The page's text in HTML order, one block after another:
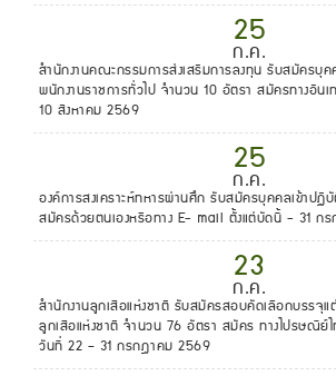
25
ก.ค.
สำนักงานคณะกรรมการส่งเสริมการลงทุน รับสมัครบุค
พนักงานราชการทั่วไป จำนวน 10 อัตรา สมัครทางอิน
10 สิงหาคม 2569
25
ก.ค.
องค์การสงเคราะห์ทหารผ่านศึก รับสมัครบุคคลเข้าปฏิ
สมัครด้วยตนเองหรือทาง E- mail ตั้งแต่บัดนี้ - 31 ก
23
ก.ค.
สํานักงานลูกเสือแห่งชาติ รับสมัครสอบคัดเลือกบรรจุแ
ลูกเสือแห่งชาติ จำนวน 76 อัตรา สมัคร ทางไปรษณีย์
วันที่ 22 – 31 กรกฎาคม 2569